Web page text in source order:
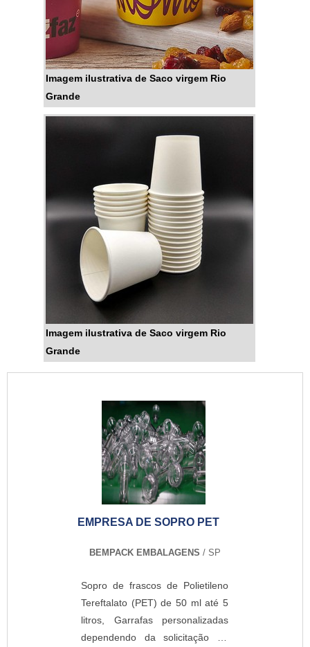
Imagem ilustrativa de Saco virgem Rio
Grande
Imagem ilustrativa de Saco virgem Rio
Grande
EMPRESA DE SOPRO PET
BEMPACK EMBALAGENS / SP
Sopro de frascos de Polietileno
Tereftalato (PET) de 50 ml até 5
litros, Garrafas personalizadas
dependendo da solicitação do